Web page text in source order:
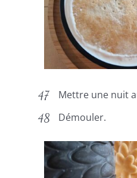
Mettre une nuit
Démouler.